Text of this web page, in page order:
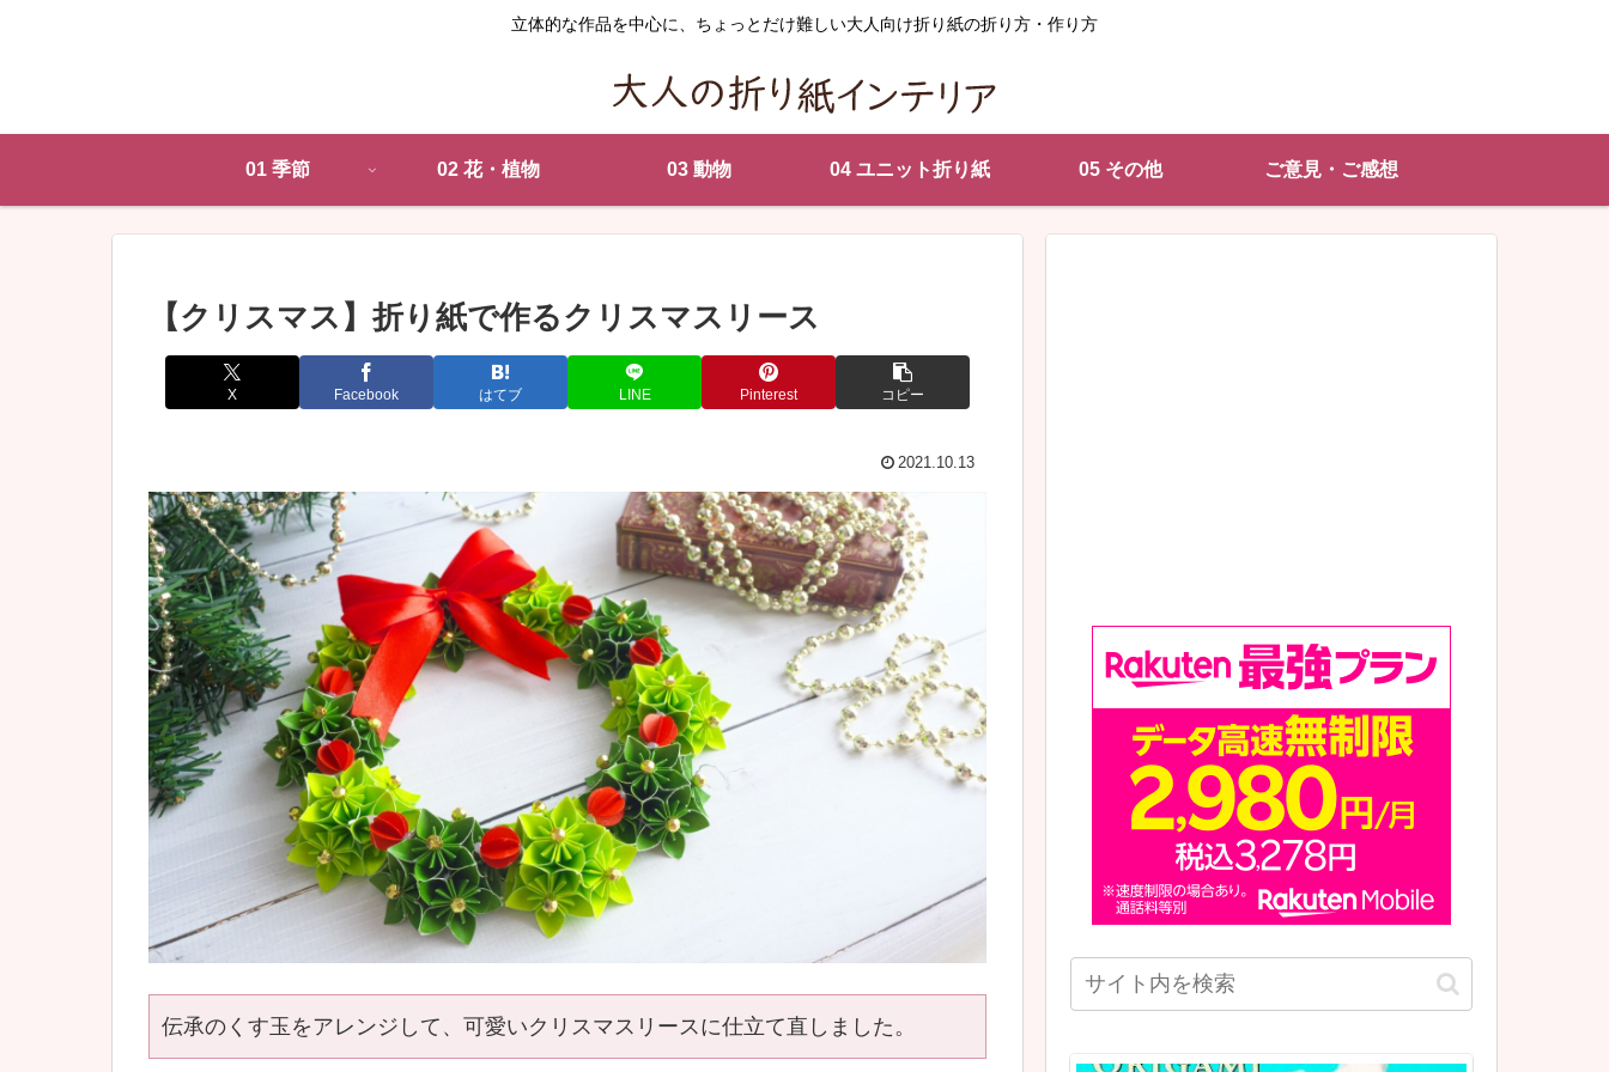
立体的な作品を中心に、ちょっとだけ難しい大人向け折り紙の折り方・作り方
01 季節 02 花・植物 03 動物 04 ユニット折り紙 05 その他 ご意見・ご感想
【クリスマス】折り紙で作るクリスマスリース
X Facebook はてブ LINE Pinterest コピー
2021.10.13
伝承のくす玉をアレンジして、可愛いクリスマスリースに仕立て直しました。